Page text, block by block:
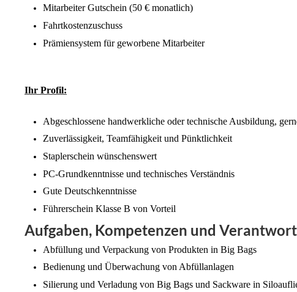
Mitarbeiter Gutschein (50 € monatlich)
Fahrtkostenzuschuss
Prämiensystem für geworbene Mitarbeiter
Ihr Profil:
Abgeschlossene handwerkliche oder technische Ausbildung,
Zuverlässigkeit, Teamfähigkeit und Pünktlichkeit
Staplerschein wünschenswert
PC-Grundkenntnisse und technisches Verständnis
Gute Deutschkenntnisse
Führerschein Klasse B von Vorteil
Aufgaben, Kompetenzen und
Abfüllung und Verpackung von Produkten in Big Bags
Bedienung und Überwachung von Abfüllanlagen
Silierung und Verladung von Big Bags und Sackware in